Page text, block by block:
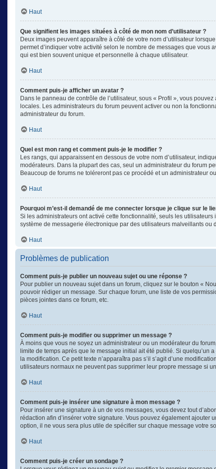
Haut
Que signifient les images situées à côté de mon nom d’utilisateur ?
Deux images peuvent apparaître à côté de votre nom d’utilisateur
permet d’indiquer votre activité selon le nombre de messages que vous
qui est bien souvent unique et personnelle à chaque utilisateur.
Haut
Comment puis-je afficher un avatar ?
Dans le panneau de contrôle de l’utilisateur, sous « Profil », vous
locales. Les administrateurs du forum peuvent activer ou non la
administrateur du forum.
Haut
Quel est mon rang et comment puis-je le modifier ?
Les rangs, qui apparaissent en dessous de votre nom d’utilisateur,
modérateurs. Dans la plupart des cas, seul un administrateur du forum
Beaucoup de forums ne toléreront pas ce procédé et un administrateur
Haut
Pourquoi m’est-il demandé de me connecter lorsque je clique sur le
Si les administrateurs ont activé cette fonctionnalité, seuls les
système de messagerie électronique par des utilisateurs malveillants ou
Haut
Problèmes de publication
Comment puis-je publier un nouveau sujet ou une réponse ?
Pour publier un nouveau sujet dans un forum, cliquez sur le bouton «
pouvoir rédiger un message. Sur chaque forum, une liste de vos
pièces jointes dans ce forum, etc.
Haut
Comment puis-je modifier ou supprimer un message ?
À moins que vous ne soyez un administrateur ou un modérateur du
limite de temps après que le message initial ait été publié. Si quelqu’un
la modification. Ce petit texte n’apparaîtra pas s’il s’agit d’une
utilisateurs normaux ne peuvent pas supprimer leur propre message si
Haut
Comment puis-je insérer une signature à mon message ?
Pour insérer une signature à un de vos messages, vous devez tout
rédaction afin d’insérer votre signature. Vous pouvez également
option, il ne vous sera plus utile de spécifier sur chaque message votre
Haut
Comment puis-je créer un sondage ?